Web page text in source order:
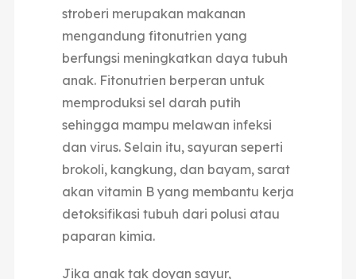
stroberi merupakan makanan
mengandung fitonutrien yang
berfungsi meningkatkan daya tubuh
anak. Fitonutrien berperan untuk
memproduksi sel darah putih
sehingga mampu melawan infeksi
dan virus. Selain itu, sayuran seperti
brokoli, kangkung, dan bayam, sarat
akan vitamin B yang membantu kerja
detoksifikasi tubuh dari polusi atau
paparan kimia.
Jika anak tak doyan sayur,